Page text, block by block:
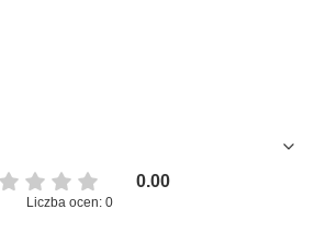
0.00
Liczba ocen: 0